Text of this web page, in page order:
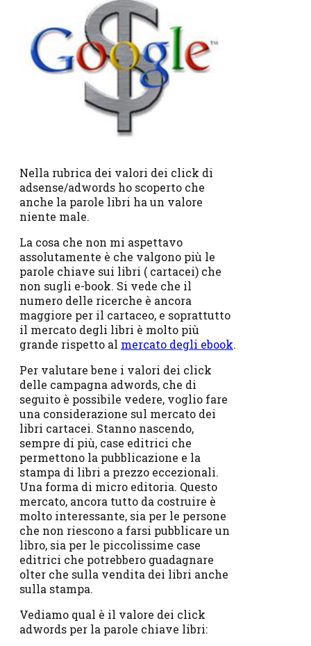
Nella rubrica dei valori dei click di
adsense/adwords ho scoperto che
anche la parole libri ha un valore
niente male.
La cosa che non mi aspettavo
assolutamente è che valgono più le
parole chiave sui libri ( cartacei) che
non sugli e-book. Si vede che il
numero delle ricerche è ancora
maggiore per il cartaceo, e soprattutto
il mercato degli libri è molto più
grande rispetto al mercato degli ebook.
Per valutare bene i valori dei click
delle campagna adwords, che di
seguito è possibile vedere, voglio fare
una considerazione sul mercato dei
libri cartacei. Stanno nascendo,
sempre di più, case editrici che
permettono la pubblicazione e la
stampa di libri a prezzo eccezionali.
Una forma di micro editoria. Questo
mercato, ancora tutto da costruire è
molto interessante, sia per le persone
che non riescono a farsi pubblicare un
libro, sia per le piccolissime case
editrici che potrebbero guadagnare
olter che sulla vendita dei libri anche
sulla stampa.
Vediamo qual è il valore dei click
adwords per la parole chiave libri: